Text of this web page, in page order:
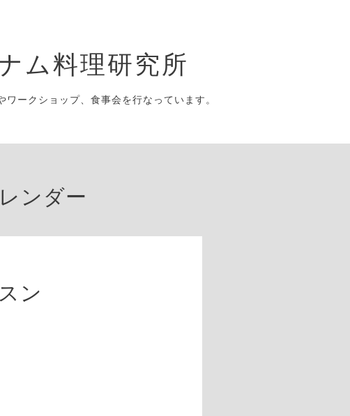
ム料理研究所
ークショップ、食事会を行なっています。
ンダー
ン